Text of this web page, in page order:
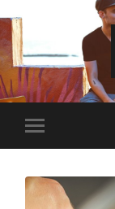
Toggle
mobile